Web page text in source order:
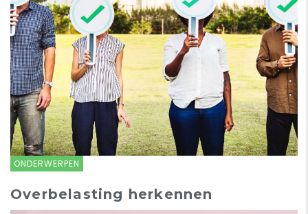
ONDERWERPEN
Overbelasting herkennen